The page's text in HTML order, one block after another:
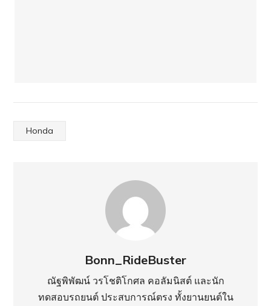
Honda
Bonn_RideBuster
ณัฐพิพัฒน์ วรโชติโกศล คอลัมนิสต์ และนัก
ทดสอบรถยนต์ ประสบการณ์ตรง ทั้งยานยนต์ใน